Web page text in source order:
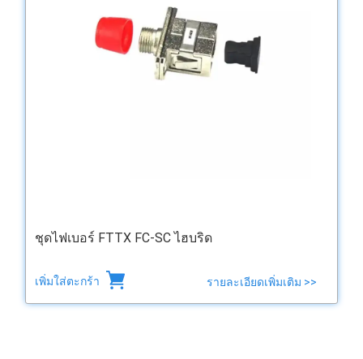
ชุดไฟเบอร์ FTTX FC-SC ไฮบริด
เพิ่มใส่ตะกร้า รายละเอียดเพิ่มเติม >>